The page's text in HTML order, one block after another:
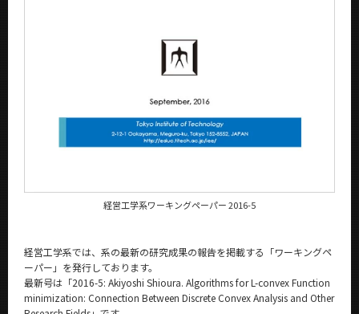
経営工学系ワーキングペーパー 2016-5
経営工学系では、系の最新の研究成果の報告を掲載する「ワーキングペ
ーパー」を発行しております。
最新号は「2016-5: Akiyoshi Shioura. Algorithms for L-convex Function
minimization: Connection Between Discrete Convex Analysis and Other
サイト構成
学内向け情報